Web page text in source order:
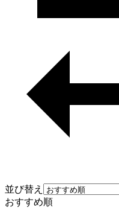
並び替え
おすすめ順